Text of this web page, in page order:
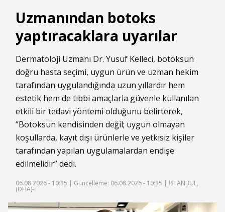
Uzmanından botoks
yaptıracaklara uyarılar
Dermatoloji Uzmanı Dr. Yusuf Kelleci, botoksun
doğru hasta seçimi, uygun ürün ve uzman hekim
tarafından uygulandığında uzun yıllardır hem
estetik hem de tıbbi amaçlarla güvenle kullanılan
etkili bir tedavi yöntemi olduğunu belirterek,
“Botoksun kendisinden değil; uygun olmayan
koşullarda, kayıt dışı ürünlerle ve yetkisiz kişiler
tarafından yapılan uygulamalardan endişe
edilmelidir” dedi.
06.08.2026 - 10:35 | Güncelleme: 06.08.2026 - 10:35 | İSTANBUL,
(DHA)-